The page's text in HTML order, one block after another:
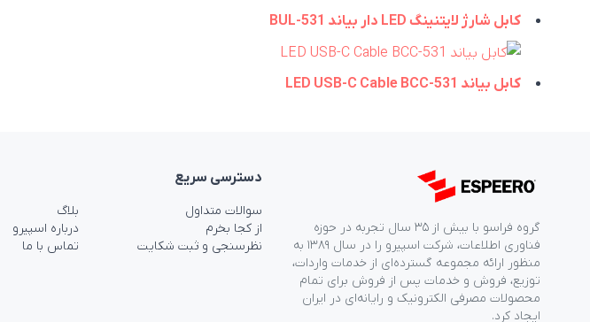
کابل شارژ لایتنینگ LED دار بیاند BUL-531
کابل بیاند LED USB-C Cable BCC-531
گروه فراسو با بیش از ۳۵ سال تجربه در حوزه
فناوری اطلاعات، شرکت اسپیرو را در سال ۱۳۸۹ به
منظور ارائه مجموعه گسترده‌ای از خدمات واردات،
توزیع، فروش و خدمات پس از فروش برای تمام
محصولات مصرفی الکترونیک و رایانه‌ای در ایران
ایجاد کرد.
دسترسی‌ سریع
سوالات متداول
از کجا بخرم
نظرسنجی و ثبت شکایت
بلاگ
درباره اسپیرو
تماس با ما